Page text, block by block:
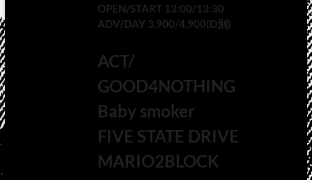
OPEN/START 13:00/13:30
ADV/DAY 3,900/4,900(D別)
ACT/
GOOD4NOTHING
Baby smoker
FIVE STATE DRIVE
MARIO2BLOCK